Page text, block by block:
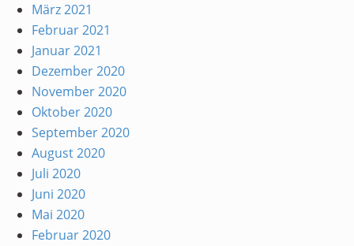
März 2021
Februar 2021
Januar 2021
Dezember 2020
November 2020
Oktober 2020
September 2020
August 2020
Juli 2020
Juni 2020
Mai 2020
Februar 2020